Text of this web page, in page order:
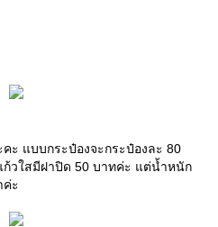
ะ แบบกระป๋องจะกระป๋องละ 80
วใสมีฝาปิด 50 บาทค่ะ แต่น้ำหนัก
ค่ะ